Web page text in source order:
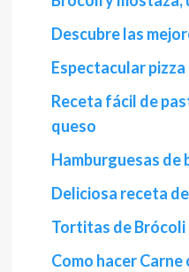
Descubre las
Espectacular
Receta fácil de
queso
Hamburguesas de
Deliciosa receta
Tortitas de Brócoli
Como hacer Carne